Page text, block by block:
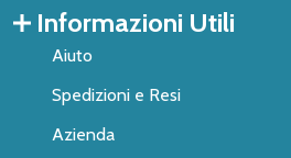
Informazioni Utili
Aiuto
Spedizioni e Resi
Azienda